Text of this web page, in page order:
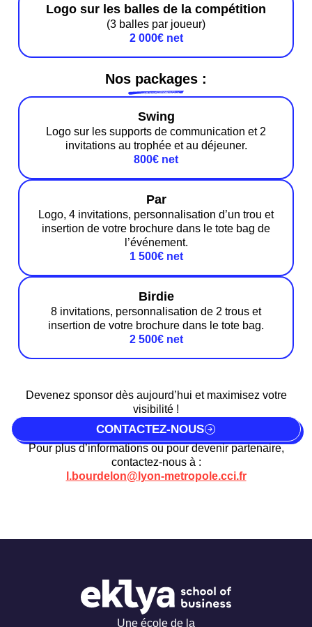
Logo sur les balles de la compétition
(3 balles par joueur)
2 000€ net
Nos packages :
Swing
Logo sur les supports de communication et 2
invitations au trophée et au déjeuner.
800€ net
Par
Logo, 4 invitations, personnalisation d’un trou et
insertion de votre brochure dans le tote bag de
l’événement.
1 500€ net
Birdie
8 invitations, personnalisation de 2 trous et
insertion de votre brochure dans le tote bag.
2 500€ net
Devenez sponsor dès aujourd’hui et maximisez votre
visibilité !
CONTACTEZ-NOUS
Pour plus d’informations ou pour devenir partenaire,
contactez-nous à :
l.bourdelon@lyon-metropole.cci.fr
Une école de la